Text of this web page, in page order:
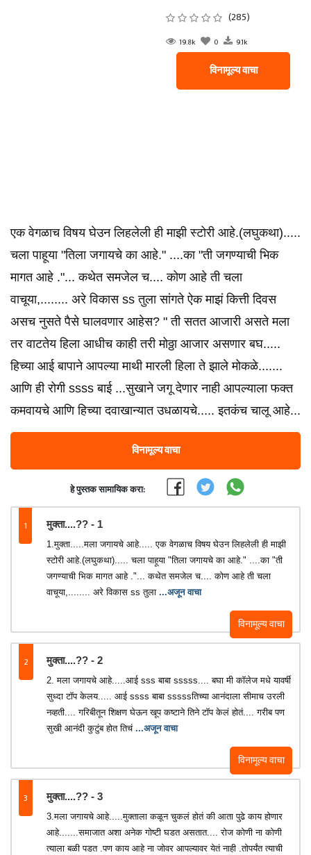
(285)
19.8k 0 9.1k
विनामूल्य वाचा
एक वेगळाच विषय घेउन लिहलेली ही माझी स्टोरी आहे.(लघुकथा).....
चला पाहूया "तिला जगायचे का आहे." ....का "ती जगण्याची भिक
मागत आहे ."... कथेत समजेल च.... कोण आहे ती चला
वाचूया,........ अरे विकास ss तुला सांगते ऐक माझं कित्ती दिवस
असच नुसते पैसे घालवणार आहेस? " ती सतत आजारी असते मला
तर वाटतेय हिला आधीच काही तरी मोठ्ठा आजार असणार बघ.....
हिच्या आई बापाने आपल्या माथी मारली हिला ते झाले मोकळे.......
आणि ही रोगी ssss बाई ...सुखाने जगू देणार नाही आपल्याला फक्त
कमवायचे आणि हिच्या दवाखान्यात उधळायचे..... इतकंच चालू आहे...
विनामूल्य वाचा
हे पुस्तक सामायिक करा:
1 मुक्ता....??️ - 1
विनामूल्य वाचा
1.मुक्ता.....मला जगायचे आहे..... एक वेगळाच विषय घेउन लिहलेली ही माझी
स्टोरी आहे.(लघुकथा)..... चला पाहूया "तिला जगायचे का आहे." ....का "ती
जगण्याची भिक मागत आहे ."... कथेत समजेल च.... कोण आहे ती चला
वाचूया,........ अरे विकास ss तुला ...अजून वाचा
2 मुक्ता....??️ - 2
विनामूल्य वाचा
2. मला जगायचे आहे.....आई sss बाबा sssss.... बघा मी कॉलेज मधे यावर्षी
सुध्दा टॉप केलय..... आई ssss बाबा sssssतिच्या आनंदाला सीमाच उरली
नव्हती.... गरिबीतून शिक्षण घेऊन खूप कष्टाने तिने टॉप केलं होतं.... गरीब पण
सुखी आनंदी कुटुंब होत तिचं ...अजून वाचा
3 मुक्ता....??️ - 3
3.मला जगायचे आहे.....मुक्ताला कळून चुकलं होतं की आता पुढे काय होणार
आहे.......समाजात अशा अनेक गोष्टी घडत असतात.... रोज कोणी ना कोणी
त्याला बळी पडत .पण काय आहे ना जोवर आपल्यावर येतं नाही .तोपर्यंत त्याची